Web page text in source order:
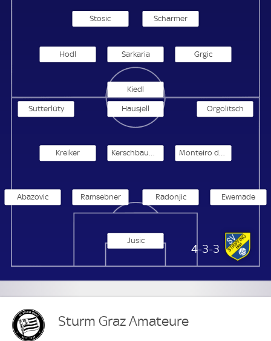
Stosic Scharmer
Hodl Sarkaria Grgic
Kiedl
SV Stripfing/Weiden
4-3-3
Jusic
Ewemade
Radonjic
Ramsebner
Abazovic
Monteiro de Andrade
Kerschbaumer
Kreiker
Orgolitsch
Hausjell
Sutterlüty
Sturm Graz Amateure